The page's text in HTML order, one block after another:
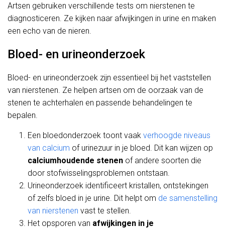
Artsen gebruiken verschillende tests om nierstenen te
diagnosticeren. Ze kijken naar afwijkingen in urine en maken
een echo van de nieren.
Bloed- en urineonderzoek
Bloed- en urineonderzoek zijn essentieel bij het vaststellen
van nierstenen. Ze helpen artsen om de oorzaak van de
stenen te achterhalen en passende behandelingen te
bepalen.
Een bloedonderzoek toont vaak verhoogde niveaus
van calcium of urinezuur in je bloed. Dit kan wijzen op
calciumhoudende stenen of andere soorten die
door stofwisselingsproblemen ontstaan.
Urineonderzoek identificeert kristallen, ontstekingen
of zelfs bloed in je urine. Dit helpt om de samenstelling
van nierstenen vast te stellen.
Het opsporen van afwijkingen in je